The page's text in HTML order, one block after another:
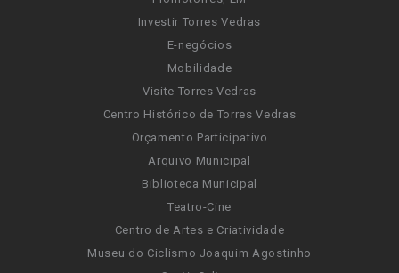
Investir Torres Vedras
E-negócios
Mobilidade
Visite Torres Vedras
Centro Histórico de Torres Vedras
Orçamento Participativo
Arquivo Municipal
Biblioteca Municipal
Teatro-Cine
Centro de Artes e Criatividade
Museu do Ciclismo Joaquim Agostinho